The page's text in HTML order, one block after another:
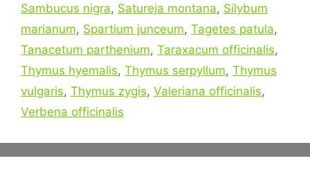
Sambucus nigra, Satureja montana, Silybum
marianum, Spartium junceum, Tagetes patula,
Tanacetum parthenium, Taraxacum officinalis,
Thymus hyemalis, Thymus serpyllum, Thymus
vulgaris, Thymus zygis, Valeriana officinalis,
Verbena officinalis